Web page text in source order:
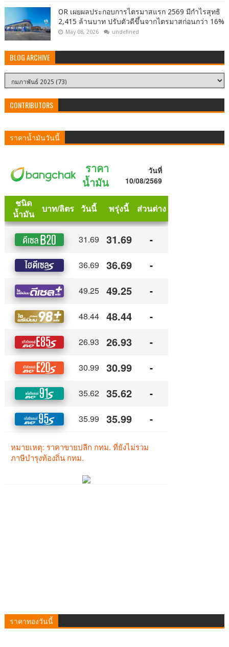
OR เผยผลประกอบการไตรมาสแรก 2569 มีกำไรสุทธิ
2,415 ล้านบาท ปรับตัวดีขึ้นจากไตรมาสก่อนกว่า 16%
May 08, 2026 undefined
BLOG ARCHIVE
CONTRIBUTORS
ราคาน้ำมันวันนี้
ราคาทองวันนี้